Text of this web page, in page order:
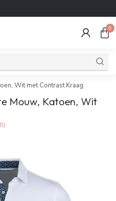
0
Wit met Contrast Kraag
Mouw, Katoen, Wit